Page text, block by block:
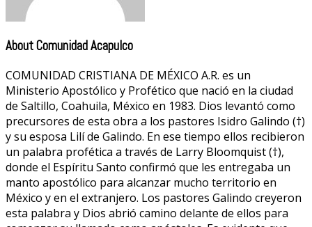
About Comunidad Acapulco
COMUNIDAD CRISTIANA DE MÉXICO A.R. es un
Ministerio Apostólico y Profético que nació en la ciudad
de Saltillo, Coahuila, México en 1983. Dios levantó como
precursores de esta obra a los pastores Isidro Galindo (†)
y su esposa Lilí de Galindo. En ese tiempo ellos recibieron
un palabra profética a través de Larry Bloomquist (†),
donde el Espíritu Santo confirmó que les entregaba un
manto apostólico para alcanzar mucho territorio en
México y en el extranjero. Los pastores Galindo creyeron
esta palabra y Dios abrió camino delante de ellos para